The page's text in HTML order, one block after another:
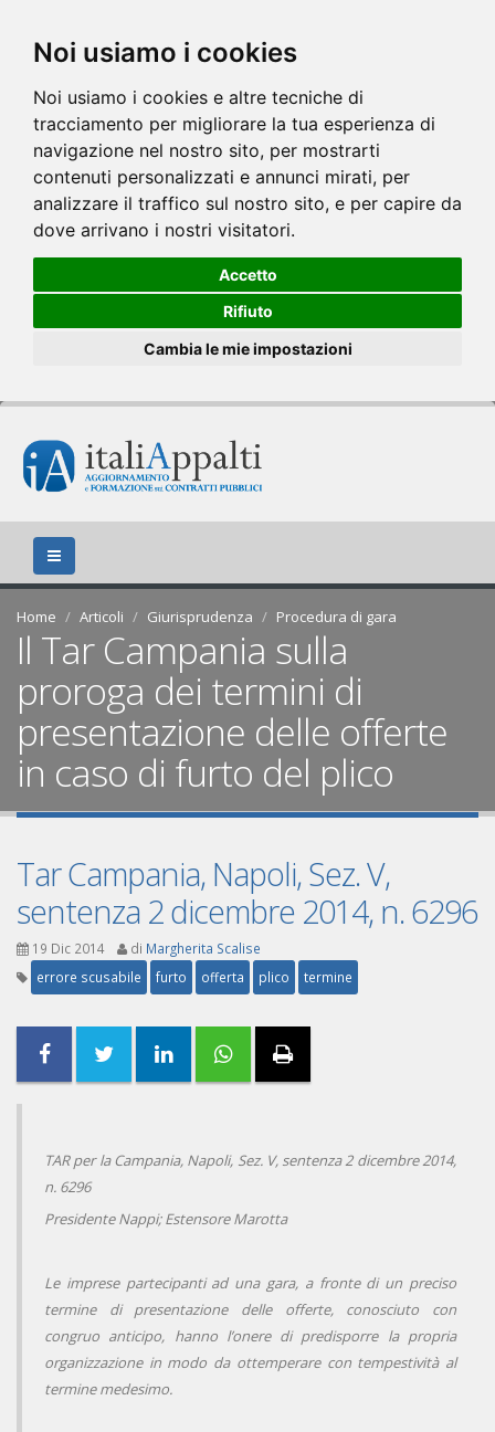
Noi usiamo i cookies
Noi usiamo i cookies e altre tecniche di
tracciamento per migliorare la tua esperienza di
navigazione nel nostro sito, per mostrarti
contenuti personalizzati e annunci mirati, per
analizzare il traffico sul nostro sito, e per capire da
dove arrivano i nostri visitatori.
Accetto
Rifiuto
Cambia le mie impostazioni
Home Articoli Giurisprudenza Procedura di gara
Il Tar Campania sulla
proroga dei termini di
presentazione delle offerte
in caso di furto del plico
Tar Campania, Napoli, Sez. V,
sentenza 2 dicembre 2014, n. 6296
19 Dic 2014 di Margherita Scalise
errore scusabile
furto offerta plico termine
TAR per la Campania, Napoli, Sez. V, sentenza 2 dicembre 2014,
n. 6296
Presidente Nappi; Estensore Marotta
Le imprese partecipanti ad una gara, a fronte di un preciso
termine di presentazione delle offerte, conosciuto con
congruo anticipo, hanno l’onere di predisporre la propria
organizzazione in modo da ottemperare con tempestività al
termine medesimo.